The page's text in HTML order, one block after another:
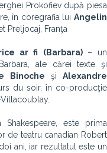
Prokofiev după piesa
în coregrafia lui Angelin
Preljocaj, Franţa
ar fi (Barbara) – un
ale cărei texte şi
Binoche şi Alexandre
du soir, în co-producţie
Shakespeare, este prima
de teatru canadian Robert
ani, iar rezultatul este un